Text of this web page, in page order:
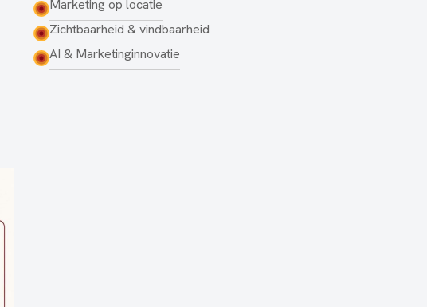
Marketing op locatie
Zichtbaarheid & vindbaarheid
AI & Marketinginnovatie